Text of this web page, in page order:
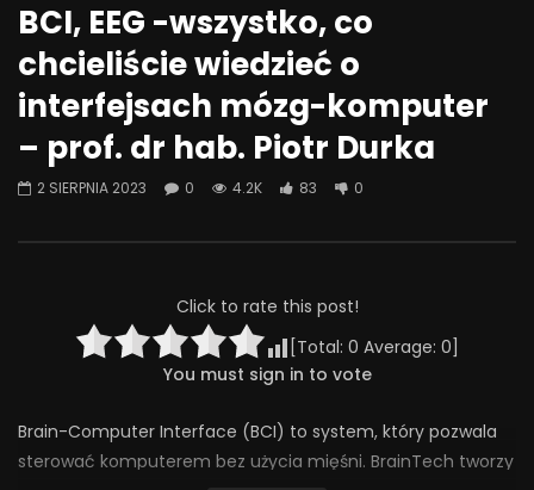
Alkohol, leki antydepresyjne (SSRI)
i benzodiazepiny – FATALNE
połączenie? | Misja Psychiatria
#143
23 GRUDNIA 2025
649 44 0
0
638 36
BCI, EEG -wszystko, co
chcieliście wiedzieć o
interfejsach mózg-komputer
– prof. dr hab. Piotr Durka
2 SIERPNIA 2023 0 4.2K 83 0
Click to rate this post!
[Total: 0 Average: 0]
You must sign in to vote
Brain-Computer Interface (BCI) to system, który pozwala
sterować komputerem bez użycia mięśni. BrainTech tworzy